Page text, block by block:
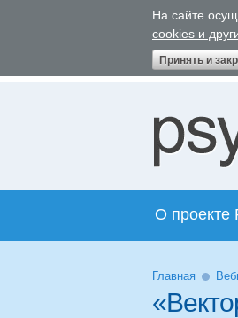
На сайте
cookies и
Принять и
О проекте
Главная